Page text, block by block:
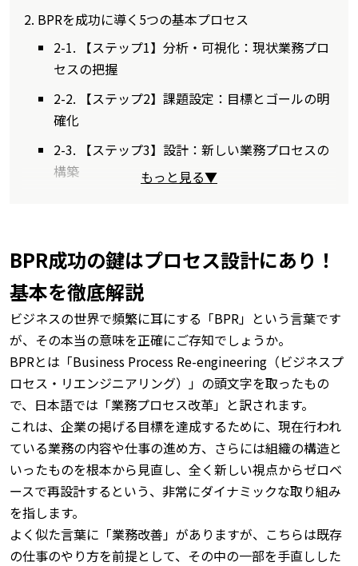
BPRを成功に導く5つの基本プロセス
2-1. 【ステップ1】分析・可視化：現状業務プロ
セスの把握
2-2. 【ステップ2】課題設定：目標とゴールの明
確化
2-3. 【ステップ3】設計：新しい業務プロセスの
構築
もっと見る▼
BPR成功の鍵はプロセス設計にあり！
基本を徹底解説
ビジネスの世界で頻繁に耳にする「BPR」という言葉です
が、その本当の意味を正確にご存知でしょうか。
BPRとは「Business Process Re-engineering（ビジネスプ
ロセス・リエンジニアリング）」の頭文字を取ったもの
で、日本語では「業務プロセス改革」と訳されます。
これは、企業の掲げる目標を達成するために、現在行われ
ている業務の内容や仕事の進め方、さらには組織の構造と
いったものを根本から見直し、全く新しい視点からゼロベ
ースで再設計するという、非常にダイナミックな取り組み
を指します。
よく似た言葉に「業務改善」がありますが、こちらは既存
の仕事のやり方を前提として、その中の一部を手直しした